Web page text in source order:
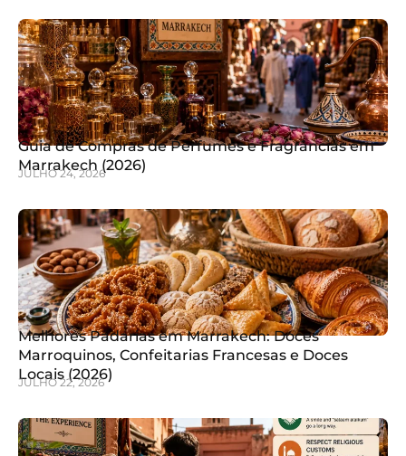
Guia de Compras de Perfumes e Fragrâncias em
Marrakech (2026)
JULHO 24, 2026
Melhores Padarias em Marrakech: Doces
Marroquinos, Confeitarias Francesas e Doces
Locais (2026)
JULHO 22, 2026